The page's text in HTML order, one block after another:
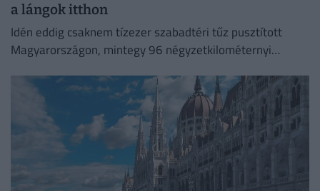
a lángok itthon
Idén eddig csaknem tízezer szabadtéri tűz pusztított
Magyarországon, mintegy 96 négyzetkilométernyi